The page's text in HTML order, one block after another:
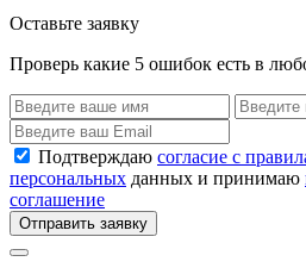
Оставьте заявку
Проверь какие 5 ошибок есть в
Подтверждаю согласие с
персональных данных и принимаю
соглашение
Отправить заявку